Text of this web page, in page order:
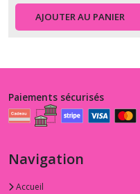
AJOUTER AU PANIER
Paiements sécurisés
Navigation
Accueil